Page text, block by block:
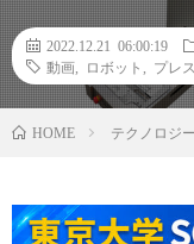
2022.12.21 06:00:19
動画
ロボット プレ
HOME テクノロジ